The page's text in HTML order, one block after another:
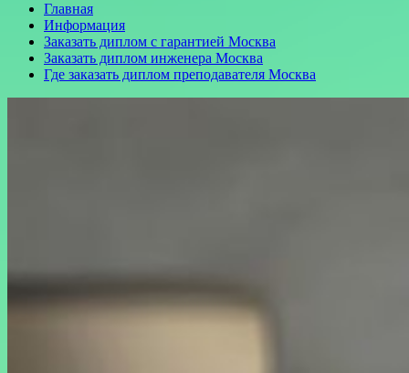
Главная
Информация
Заказать диплом с гарантией Москва
Заказать диплом инженера Москва
Где заказать диплом преподавателя Москва